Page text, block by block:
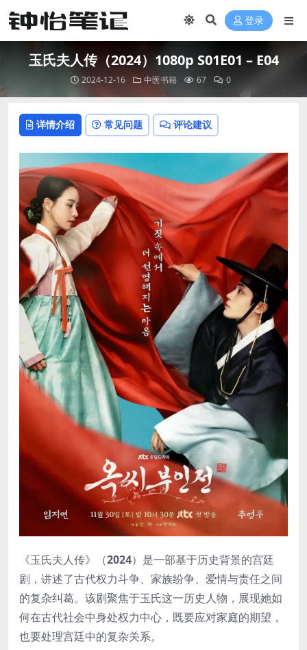
登录
玉氏夫人传（2024）1080p S01E01 – E04
2024-12-16 中医书籍 67 0
详情介绍 常见问题 评论建议
《玉氏夫人传》（2024）是一部基于历史背景的宫廷
剧，讲述了古代权力斗争、家族纷争、爱情与责任之间
的复杂纠葛。该剧聚焦于玉氏这一历史人物，展现她如
何在古代社会中身处权力中心，既要应对家庭的期望，
也要处理宫廷中的复杂关系。